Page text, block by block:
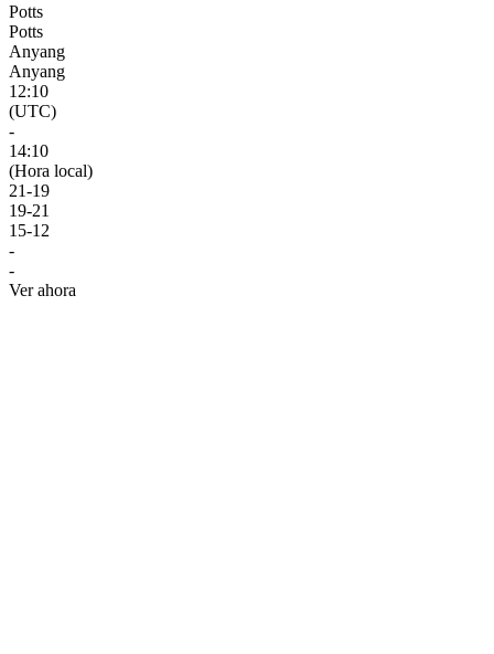
Potts
Potts
Anyang
Anyang
12:10
(UTC)
-
14:10
(Hora local)
21-19
19-21
15-12
-
-
Ver ahora